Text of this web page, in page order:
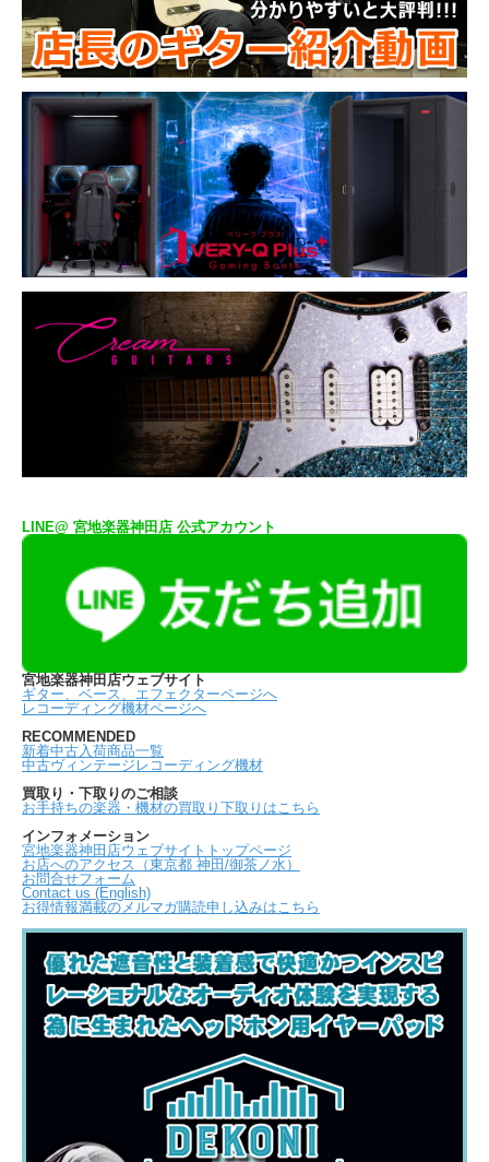
LINE@ 宮地楽器神田店 公式アカウント
宮地楽器神田店ウェブサイト
ギター、ベース、エフェクターページへ
レコーディング機材ページへ
RECOMMENDED
新着中古入荷商品一覧
中古ヴィンテージレコーディング機材
買取り・下取りのご相談
お手持ちの楽器・機材の買取り下取りはこちら
インフォメーション
宮地楽器神田店ウェブサイトトップページ
お店へのアクセス（東京都 神田/御茶ノ水）
お問合せフォーム
Contact us (English)
お得情報満載のメルマガ購読申し込みはこちら